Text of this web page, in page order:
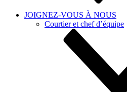
JOIGNEZ-VOUS À NOUS
Courtier et chef d’équipe